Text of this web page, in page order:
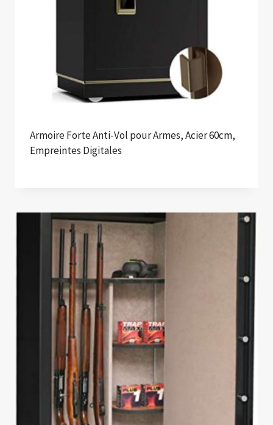
Armoire Forte Anti-Vol pour Armes, Acier 60cm,
Empreintes Digitales